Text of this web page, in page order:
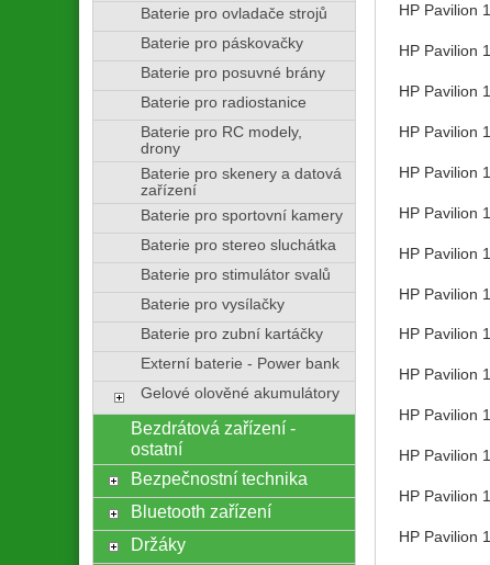
HP Pavilion
HP Pavilion
HP Pavilion
HP Pavilion
HP Pavilion
HP Pavilion
HP Pavilion
HP Pavilion
HP Pavilion
HP Pavilion
HP Pavilion
HP Pavilion
HP Pavilion
HP Pavilion
Baterie pro ovladače strojů
Baterie pro páskovačky
Baterie pro posuvné brány
Baterie pro radiostanice
Baterie pro RC modely,
drony
Baterie pro skenery a datová
zařízení
Baterie pro sportovní kamery
Baterie pro stereo sluchátka
Baterie pro stimulátor svalů
Baterie pro vysílačky
Baterie pro zubní kartáčky
Externí baterie - Power bank
Gelové olověné akumulátory
Bezdrátová zařízení -
ostatní
Bezpečnostní technika
Bluetooth zařízení
Držáky